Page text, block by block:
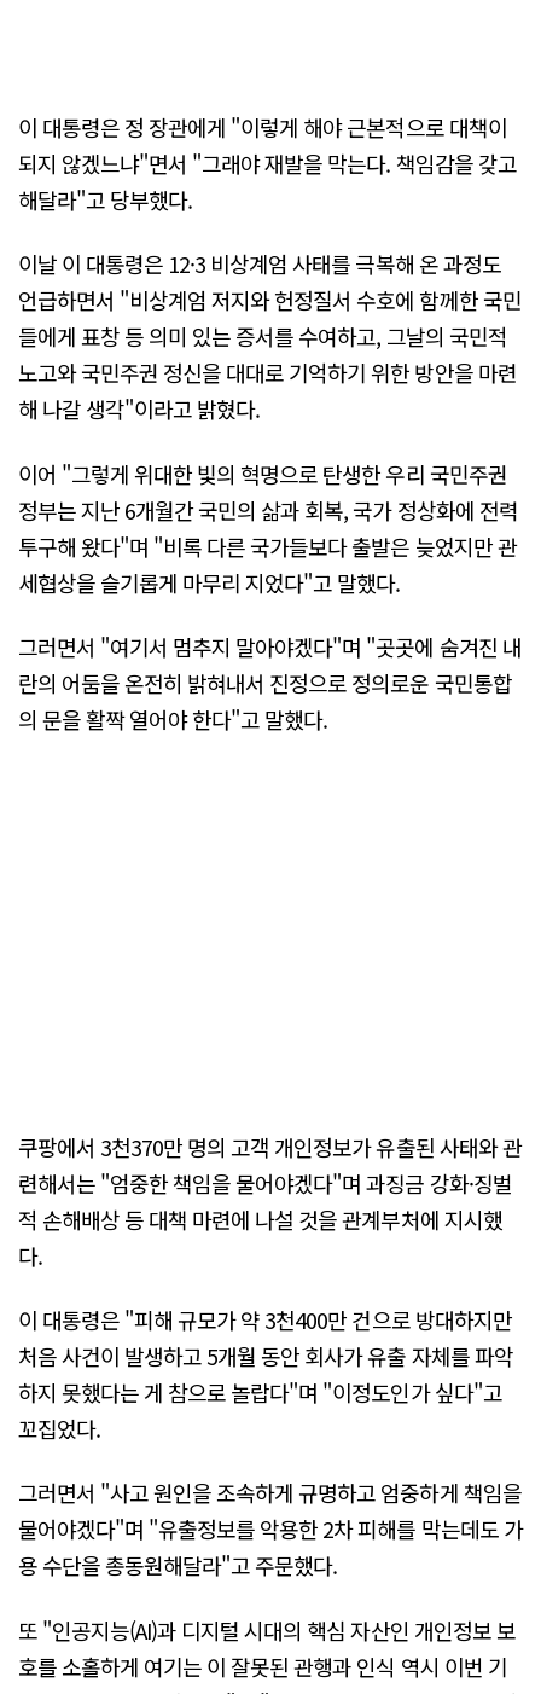
이 대통령은 정 장관에게 "이렇게 해야 근본적으로 대책이
되지 않겠느냐"면서 "그래야 재발을 막는다. 책임감을 갖고
해달라"고 당부했다.
이날 이 대통령은 12·3 비상계엄 사태를 극복해 온 과정도
언급하면서 "비상계엄 저지와 헌정질서 수호에 함께한 국민
들에게 표창 등 의미 있는 증서를 수여하고, 그날의 국민적
노고와 국민주권 정신을 대대로 기억하기 위한 방안을 마련
해 나갈 생각"이라고 밝혔다.
이어 "그렇게 위대한 빛의 혁명으로 탄생한 우리 국민주권
정부는 지난 6개월간 국민의 삶과 회복, 국가 정상화에 전력
투구해 왔다"며 "비록 다른 국가들보다 출발은 늦었지만 관
세협상을 슬기롭게 마무리 지었다"고 말했다.
그러면서 "여기서 멈추지 말아야겠다"며 "곳곳에 숨겨진 내
란의 어둠을 온전히 밝혀내서 진정으로 정의로운 국민통합
의 문을 활짝 열어야 한다"고 말했다.
쿠팡에서 3천370만 명의 고객 개인정보가 유출된 사태와 관
련해서는 "엄중한 책임을 물어야겠다"며 과징금 강화·징벌
적 손해배상 등 대책 마련에 나설 것을 관계부처에 지시했
다.
이 대통령은 "피해 규모가 약 3천400만 건으로 방대하지만
처음 사건이 발생하고 5개월 동안 회사가 유출 자체를 파악
하지 못했다는 게 참으로 놀랍다"며 "이정도인가 싶다"고
꼬집었다.
그러면서 "사고 원인을 조속하게 규명하고 엄중하게 책임을
물어야겠다"며 "유출정보를 악용한 2차 피해를 막는데도 가
용 수단을 총동원해달라"고 주문했다.
또 "인공지능(AI)과 디지털 시대의 핵심 자산인 개인정보 보
호를 소홀하게 여기는 이 잘못된 관행과 인식 역시 이번 기